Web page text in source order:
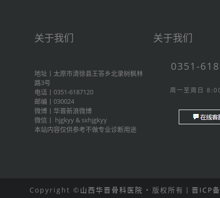
关于我们
地址丨太原市清徐县王答乡北录树枫林
路3号
电话丨0351-6187120
邮编丨030024
微博丨 华晋新浪微博
微信丨 hjgkyy & sxhjgkyy
本站内容仅供参考不做专业诊断用途
关于我们
0351-
周一至周日
Copyright © 山西华晋骨科医院 • 版权所有丨 晋ICP